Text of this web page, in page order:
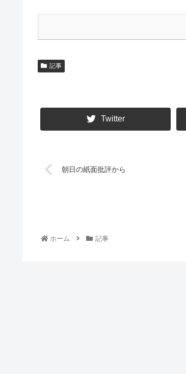
記事
Twitter
朝日の紙面批評から
ホーム 記事